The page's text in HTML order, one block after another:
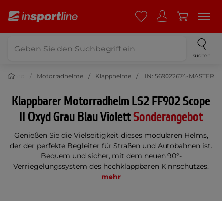
suchen
Moto Motorradhelme Klapphelme IN: 569022674-MASTER
Klappbarer Motorradhelm LS2 FF902 Scope
II Oxyd Grau Blau ViolettSonderangebot
Genießen Sie die Vielseitigkeit dieses modularen Helms,
der der perfekte Begleiter für Straßen und Autobahnen ist.
Bequem und sicher, mit dem neuen 90°-
Verriegelungssystem des hochklappbaren Kinnschutzes.
mehr